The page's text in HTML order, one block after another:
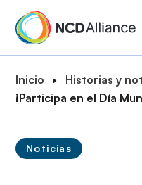
R
u
d
Inicio Historias y
¡Participa en el Día
Noticias